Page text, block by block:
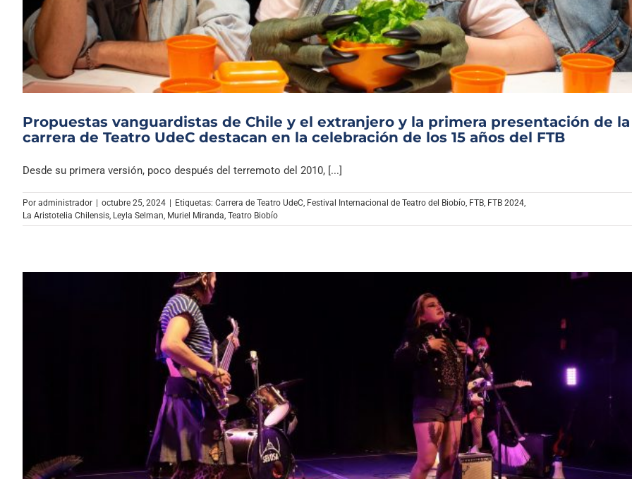
Archivo Sonoro
Propuestas vanguardistas de Chile y el extranjero y la primera presentación de la
carrera de Teatro UdeC destacan en la celebración de los 15 años del FTB
Desde su primera versión, poco después del terremoto del 2010, [...]
Por administrador octubre 25, 2024 Etiquetas: Carrera de Teatro UdeC, Festival Internacional de Teatro del Biobío, FTB, FTB 2024,
La Aristotelia Chilensis, Leyla Selman, Muriel Miranda, Teatro Biobío